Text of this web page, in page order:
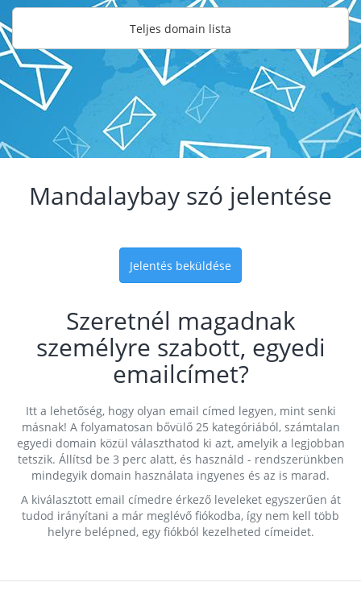
Teljes domain lista
Mandalaybay szó jelentése
Jelentés beküldése
Szeretnél magadnak
személyre szabott, egyedi
emailcímet?
Itt a lehetőség, hogy olyan email címed legyen, mint senki
másnak! A folyamatosan bővülő 25 kategóriából, számtalan
egyedi domain közül választhatod ki azt, amelyik a legjobban
tetszik. Állítsd be 3 perc alatt, és használd - rendszerünkben
mindegyik domain használata ingyenes és az is marad.
A kiválasztott email címedre érkező leveleket egyszerűen át
tudod irányítani a már meglévő fiókodba, így nem kell több
helyre belépned, egy fiókból kezelheted címeidet.